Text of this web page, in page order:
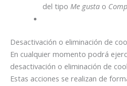
del tipo Me gustao
Desactivación o eliminación de
En cualquier momento podrá
desactivación o eliminación de
Estas acciones se realizan de